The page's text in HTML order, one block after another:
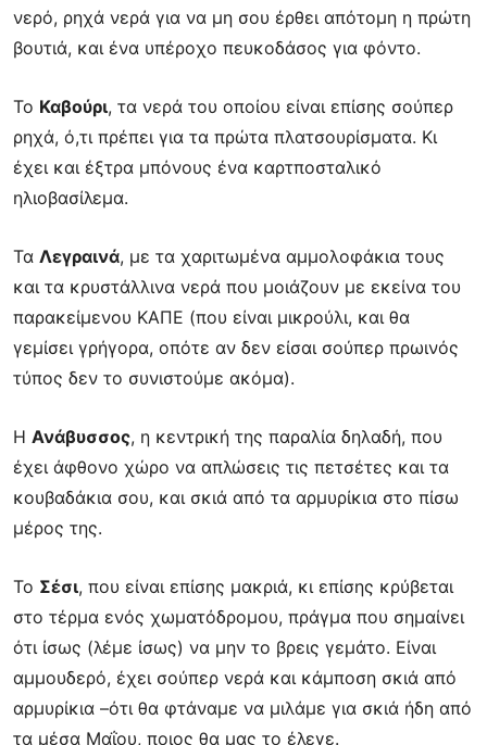
νερό, ρηχά νερά για να μη σου έρθει απότομη η πρώτη
βουτιά, και ένα υπέροχο πευκοδάσος για φόντο.
Το Καβούρι, τα νερά του οποίου είναι επίσης σούπερ
ρηχά, ό,τι πρέπει για τα πρώτα πλατσουρίσματα. Κι
έχει και έξτρα μπόνους ένα καρτποσταλικό
ηλιοβασίλεμα.
Τα Λεγραινά, με τα χαριτωμένα αμμολοφάκια τους
και τα κρυστάλλινα νερά που μοιάζουν με εκείνα του
παρακείμενου ΚΑΠΕ (που είναι μικρούλι, και θα
γεμίσει γρήγορα, οπότε αν δεν είσαι σούπερ πρωινός
τύπος δεν το συνιστούμε ακόμα).
Η Ανάβυσσος, η κεντρική της παραλία δηλαδή, που
έχει άφθονο χώρο να απλώσεις τις πετσέτες και τα
κουβαδάκια σου, και σκιά από τα αρμυρίκια στο πίσω
μέρος της.
Το Σέσι, που είναι επίσης μακριά, κι επίσης κρύβεται
στο τέρμα ενός χωματόδρομου, πράγμα που σημαίνει
ότι ίσως (λέμε ίσως) να μην το βρεις γεμάτο. Είναι
αμμουδερό, έχει σούπερ νερά και κάμποση σκιά από
αρμυρίκια –ότι θα φτάναμε να μιλάμε για σκιά ήδη από
τα μέσα Μαΐου, ποιος θα μας το έλεγε.